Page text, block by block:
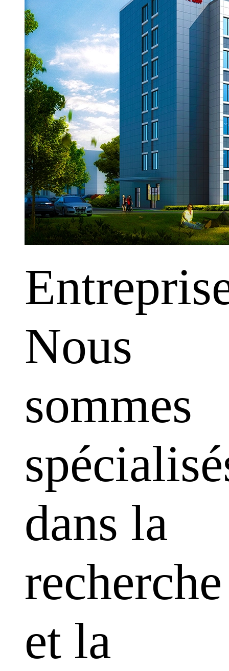
Nous
sommes
dans la
recherche
et la